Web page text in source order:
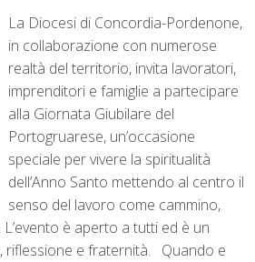
La Diocesi di Concordia-Pordenone,
in collaborazione con numerose
realtà del territorio, invita lavoratori,
imprenditori e famiglie a partecipare
alla Giornata Giubilare del
Portogruarese, un’occasione
speciale per vivere la spiritualità
dell’Anno Santo mettendo al centro il
senso del lavoro come cammino,
è aperto a tutti ed è un
riflessione e fraternità. Quando e